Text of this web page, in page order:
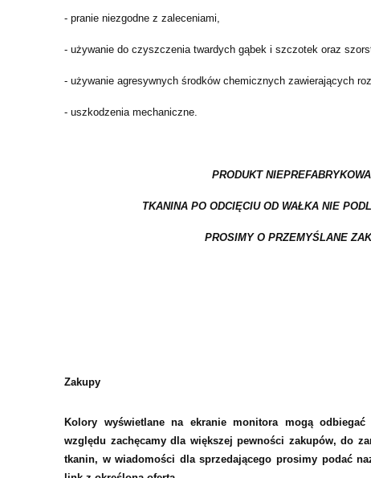
- pranie niezgodne z zaleceniami,
- używanie do czyszczenia twardych gąbek i szczotek oraz
- używanie agresywnych środków chemicznych zawierających
- uszkodzenia mechaniczne.
PRODUKT
TKANINA PO ODCIĘCIU OD WAŁKA NIE
PROSIMY O PRZEMYŚLANE
Zakupy
Kolory wyświetlane na ekranie monitora mogą
względu zachęcamy dla większej pewności zakupów, do
tkanin, w wiadomości dla sprzedającego prosimy podać